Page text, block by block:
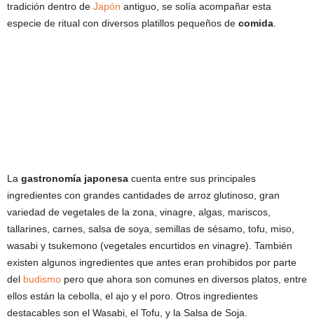
tradición dentro de Japón antiguo, se solía acompañar esta
especie de ritual con diversos platillos pequeños de comida
La gastronomía japonesa cuenta entre sus principales
ingredientes con grandes cantidades de arroz glutinoso, gran
variedad de vegetales de la zona, vinagre, algas, mariscos,
tallarines, carnes, salsa de soya, semillas de sésamo, tofu, miso,
wasabi y tsukemono (vegetales encurtidos en vinagre). También
existen algunos ingredientes que antes eran prohibidos por parte
del budismo pero que ahora son comunes en diversos platos, entre
ellos están la cebolla, el ajo y el poro. Otros ingredientes
destacables son el Wasabi, el Tofu, y la Salsa de Soja.